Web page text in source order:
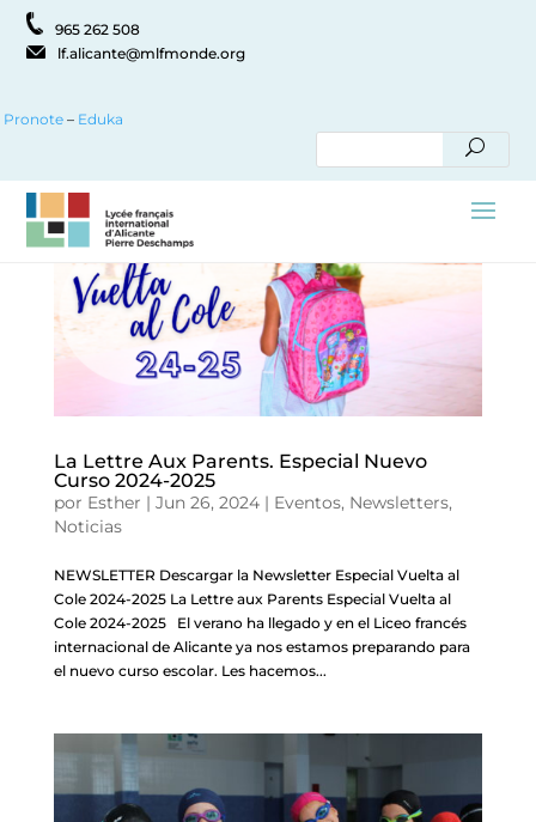
965 262 508
lf.alicante@mlfmonde.org
Pronote – Eduka
La Lettre Aux Parents. Especial Nuevo
Curso 2024-2025
por Esther | Jun 26, 2024| Eventos, Newsletters,
Noticias
NEWSLETTER Descargar la Newsletter Especial Vuelta al
Cole 2024-2025 La Lettre aux Parents Especial Vuelta al
Cole 2024-2025 El verano ha llegado y en el Liceo francés
internacional de Alicante ya nos estamos preparando para
el nuevo curso escolar. Les hacemos...